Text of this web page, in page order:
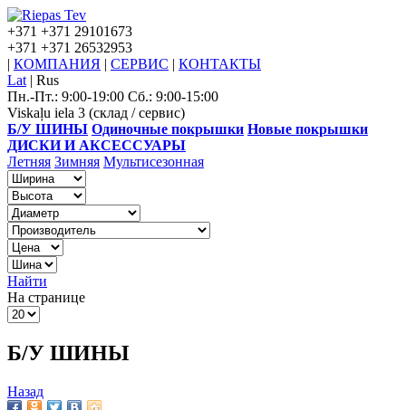
+371 +371 29101673
+371 +371 26532953
| КОМПАНИЯ | СЕРВИС | КОНТАКТЫ
Lat | Rus
Пн.-Пт.: 9:00-19:00 Сб.: 9:00-15:00
Viskaļu iela 3 (склад / сервис)
Б/У ШИНЫ Одиночные покрышки Новые покрышки
ДИСКИ И АКСЕССУАРЫ
Летняя Зимняя Мультисезонная
Найти
На странице
Б/У ШИНЫ
Назад